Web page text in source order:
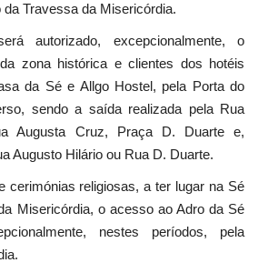
Travessa da Misericórdia.
autorizado, excepcionalmente, o
zona histórica e clientes dos hotéis
da Sé e Allgo Hostel, pela Porta do
sendo a saída realizada pela Rua
Augusta Cruz, Praça D. Duarte e,
Augusto Hilário ou Rua D. Duarte.
cerimónias religiosas, a ter lugar na Sé
Misericórdia, o acesso ao Adro da Sé
nestes períodos, pela